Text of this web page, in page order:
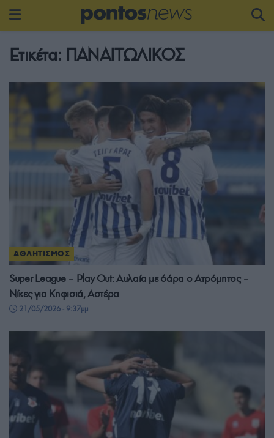
Ετικέτα: ΠΑΝΑΙΤΩΛΙΚΟΣ
ΑΘΛΗΤΙΣΜΟΣ
Super League – Play Out: Αυλαία με 6άρα ο Ατρόμητος –
Νίκες για Κηφισιά, Αστέρα
21/05/2026 - 9:37μμ